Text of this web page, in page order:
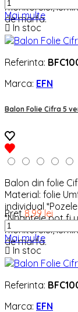
monitorului,
de marfa.
Mai multe
 In stoc
Referinta:
Marca: EFN
Balon Folie Cifra 5
Balon din folie
Material: folie
individual
*Nuantele pot fi
monitorului,
de marfa.
Pret 8,99 lei
Mai multe
 In stoc
Referinta:
Marca: EFN